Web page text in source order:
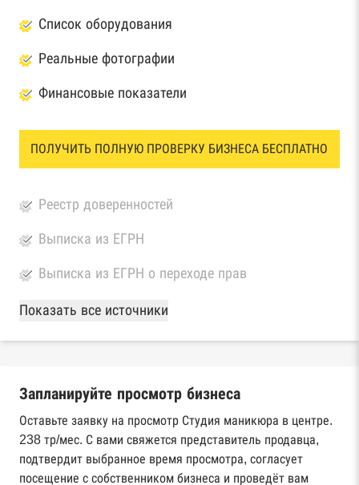
Список оборудования
Реальные фотографии
Финансовые показатели
ПОЛУЧИТЬ ПОЛНУЮ ПРОВЕРКУ БИЗНЕСА БЕСПЛАТНО
Реестр доверенностей
Выписка из ЕГРН
Выписка из ЕГРН о переходе прав
База Росстата
Реестры ЕГРЮЛ и ЕГРИП Федеральной
Реестр государственных контрактов
Федерального казначейства
Картотека арбитражных дел Высшего
арбитражного суда
Показать все источники
Запланируйте просмотр бизнеса
Оставьте заявку на просмотр Студия маникюра в центре.
238 тр/мес. С вами свяжется представитель продавца,
подтвердит выбранное время просмотра, согласует
посещение с собственником бизнеса и проведёт вам